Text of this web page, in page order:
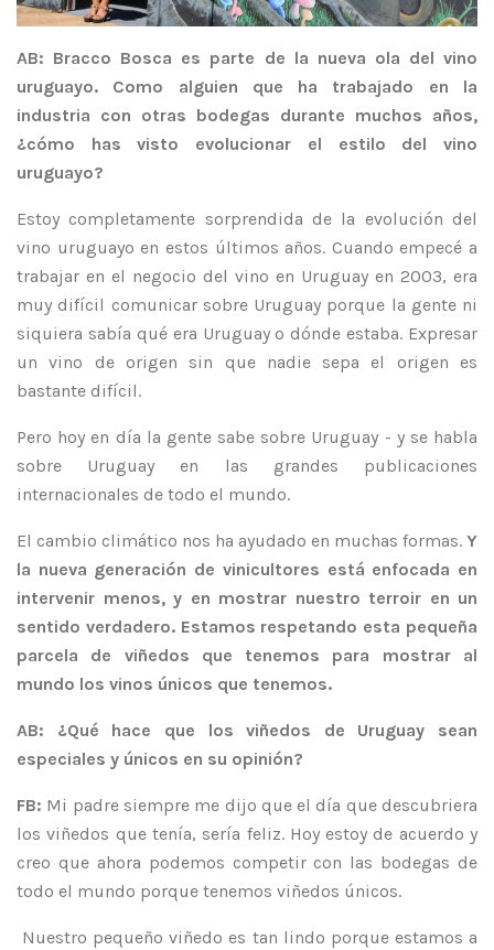
AB: Bracco Bosca es parte de la nueva ola del vino
uruguayo. Como alguien que ha trabajado en la
industria con otras bodegas durante muchos años,
¿cómo has visto evolucionar el estilo del vino
uruguayo?
Estoy completamente sorprendida de la evolución del
vino uruguayo en estos últimos años. Cuando empecé a
trabajar en el negocio del vino en Uruguay en 2003, era
muy difícil comunicar sobre Uruguay porque la gente ni
siquiera sabía qué era Uruguay o dónde estaba. Expresar
un vino de origen sin que nadie sepa el origen es
bastante difícil.
Pero hoy en día la gente sabe sobre Uruguay - y se habla
sobre Uruguay en las grandes publicaciones
internacionales de todo el mundo.
El cambio climático nos ha ayudado en muchas formas. Y
la nueva generación de vinicultores está enfocada en
intervenir menos, y en mostrar nuestro terroir en un
sentido verdadero. Estamos respetando esta pequeña
parcela de viñedos que tenemos para mostrar al
mundo los vinos únicos que tenemos.
AB: ¿Qué hace que los viñedos de Uruguay sean
especiales y únicos en su opinión?
FB: Mi padre siempre me dijo que el día que descubriera
los viñedos que tenía, sería feliz. Hoy estoy de acuerdo y
creo que ahora podemos competir con las bodegas de
todo el mundo porque tenemos viñedos únicos.
Nuestro pequeño viñedo es tan lindo porque estamos a